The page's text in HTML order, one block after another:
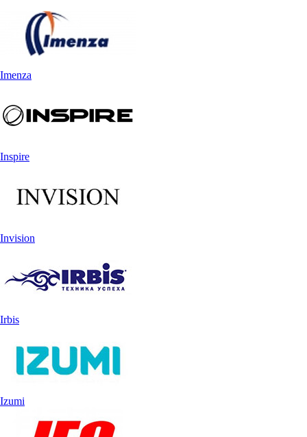
Imenza
Inspire
Invision
Irbis
Izumi